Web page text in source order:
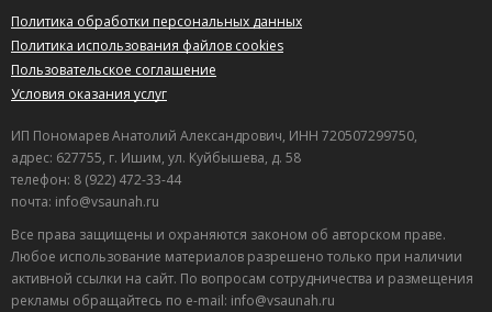
Политика обработки персональных данных
Политика использования файлов cookies
Пользовательское соглашение
Условия оказания услуг
ИП Пономарев Анатолий Александрович, ИНН 720507299750,
адрес: 627755, г. Ишим, ул. Куйбышева, д. 58
телефон: 8 (922) 472-33-44
почта: info@vsaunah.ru
Все права защищены и охраняются законом об авторском праве.
Любое использование материалов разрешено только при наличии
активной ссылки на сайт. По вопросам сотрудничества и размещения
рекламы обращайтесь по e-mail: info@vsaunah.ru